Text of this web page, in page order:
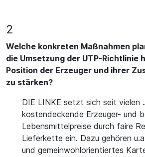
2
Welche konkreten Maßnahmen
die Umsetzung der UTP-Richtlinie
Position der Erzeuger und ihrer
zu stärken?
DIE LINKE setzt sich seit vielen
kostendeckende Erzeuger- und
Lebensmittelpreise durch faire
Lieferkette ein. Dazu gehören
und gemeinwohlorientiertes